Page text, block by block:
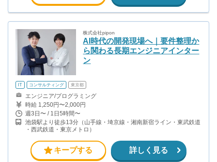
株式会社pipon
AI時代の開発現場へ｜要件整理か
ら関わる長期エンジニアインター
ン
IT コンサルティング 東京都
エンジニア/プログラミング
時給 1,250円〜2,000円
週3日〜 / 1日5時間〜
池袋駅より徒歩13分（山手線・埼京線・湘南新宿ライン・東武鉄道
・西武鉄道・東京メトロ）
キープする 詳しく見る